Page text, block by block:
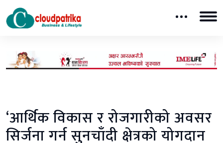
‘आर्थिक विकास र रोजगारीको अवसर
सिर्जना गर्न सुनचाँदी क्षेत्रको योगदान